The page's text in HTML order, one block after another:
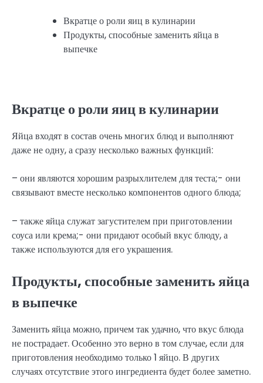
Вкратце о роли яиц в кулинарии
Продукты, способные заменить яйца в
выпечке
Вкратце о роли яиц в кулинарии
Яйца входят в состав очень многих блюд и выполняют
даже не одну, а сразу несколько важных функций:
– они являются хорошим разрыхлителем для теста;- они
связывают вместе несколько компонентов одного блюда;
– также яйца служат загустителем при приготовлении
соуса или крема;- они придают особый вкус блюду, а
также используются для его украшения.
Продукты, способные заменить яйца
в выпечке
Заменить яйца можно, причем так удачно, что вкус блюда
не пострадает. Особенно это верно в том случае, если для
приготовления необходимо только 1 яйцо. В других
случаях отсутствие этого ингредиента будет более заметно.